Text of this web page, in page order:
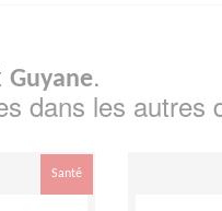
Guyane.
dans les autres
Santé